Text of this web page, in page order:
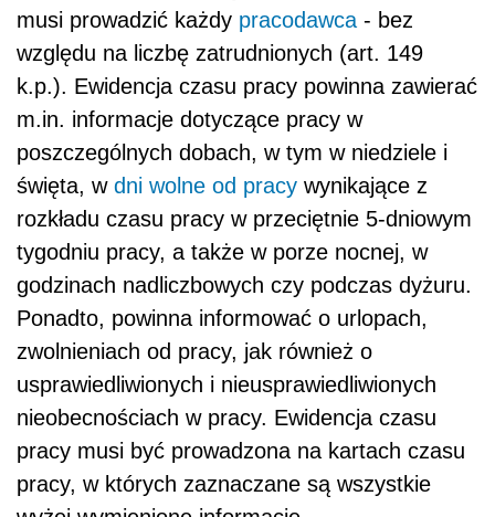
musi prowadzić każdy pracodawca - bez
względu na liczbę zatrudnionych (art. 149
k.p.). Ewidencja czasu pracy powinna zawierać
m.in. informacje dotyczące pracy w
poszczególnych dobach, w tym w niedziele i
święta, w dni wolne od pracy wynikające z
rozkładu czasu pracy w przeciętnie 5-dniowym
tygodniu pracy, a także w porze nocnej, w
godzinach nadliczbowych czy podczas dyżuru.
Ponadto, powinna informować o urlopach,
zwolnieniach od pracy, jak również o
usprawiedliwionych i nieusprawiedliwionych
nieobecnościach w pracy. Ewidencja czasu
pracy musi być prowadzona na kartach czasu
pracy, w których zaznaczane są wszystkie